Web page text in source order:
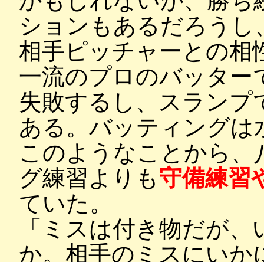
ションもあるだろう
相手ピッチャーとの相
一流のプロのバッター
失敗するし、スラン
ある。バッティングは
このようなことから
グ練習よりも守備練習
ていた。
「ミスは付き物だが
か。相手のミスにいか